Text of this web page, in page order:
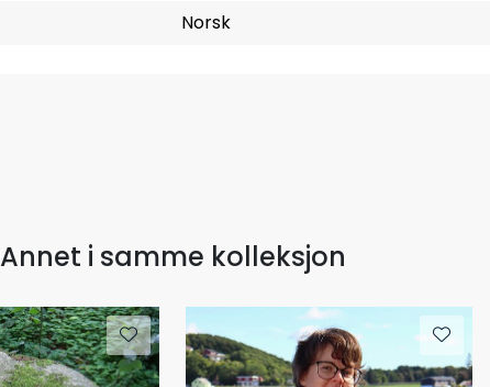
Norsk
Annet i samme kolleksjon